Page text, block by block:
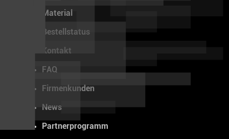
Material
Bestellstatus
Kontakt
FAQ
Firmenkunden
News
Partnerprogramm